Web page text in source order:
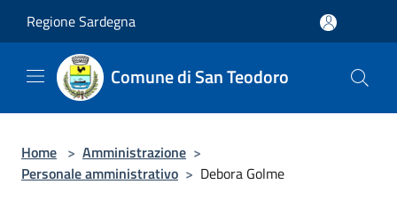
Regione Sardegna
Comune di San Teodoro
Home > Amministrazione >
Personale amministrativo > Debora Golme